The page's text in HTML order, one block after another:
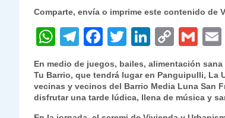
Comparte, envía o imprime este contenido de
W
h
at
s
A
T
el
e
gr
a
F
c
e
b
T
w
itt
er
Li
n
k
e
dI
C
o
p
y
Li
G
ai
l
En medio de juegos, bailes, alimentación
Tu Barrio, que tendrá lugar en Panguipulli, La
vecinas y vecinos del Barrio Media Luna San
disfrutar una tarde lúdica, llena de música y